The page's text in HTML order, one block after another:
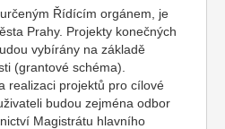
Řídícím orgánem, je
Prahy. Projekty konečných
vybírány na základě
(grantové schéma).
realizaci projektů pro cílové
budou zejména odbor
Magistrátu hlavního